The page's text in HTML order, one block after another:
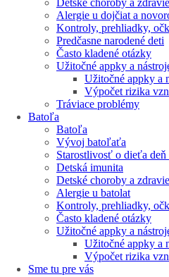
Alergie u dojčiat a
Kontroly, prehliadky,
Predčasne narodené deti
Často kladené otázky
Užitočné appky a
Užitočné appky a
Výpočet rizika
Tráviace problémy
Batoľa
Batoľa
Vývoj batoľaťa
Starostlivosť o dieťa deň
Detská imunita
Detské choroby a zdravie
Alergie u batolat
Kontroly, prehliadky,
Často kladené otázky
Užitočné appky a
Užitočné appky a
Výpočet rizika
Sme tu pre vás